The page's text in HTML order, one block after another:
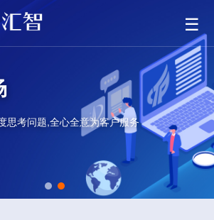
☰
思考问题,全心全意为客户服务